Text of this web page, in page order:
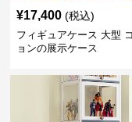
¥17,400 (税込)
フィギュアケース 大型
ョンの展示ケース